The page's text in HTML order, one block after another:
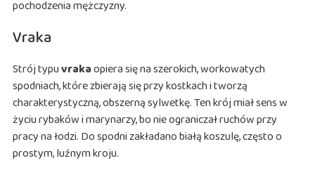
pochodzenia mężczyzny.
Vraka
Strój typuvrakaopiera się na szerokich, workowatych
spodniach, które zbierają się przy kostkach i tworzą
charakterystyczną, obszerną sylwetkę. Ten krój miał sens w
życiu rybaków i marynarzy, bo nie ograniczał ruchów przy
pracy na łodzi. Do spodni zakładano białą koszulę, często o
prostym, luźnym kroju.